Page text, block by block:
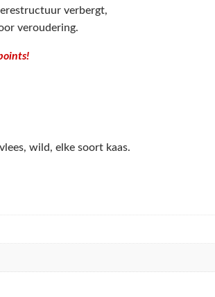
verbergt,
veroudering.
wild, elke soort kaas.